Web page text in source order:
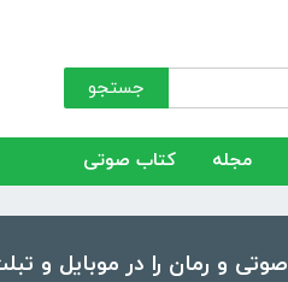
جستجو
مجله کتاب صوتی